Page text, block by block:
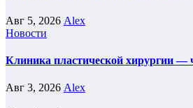
Авг 5, 2026 Alex
Новости
Клиника пластической хирургии —
Авг 3, 2026 Alex